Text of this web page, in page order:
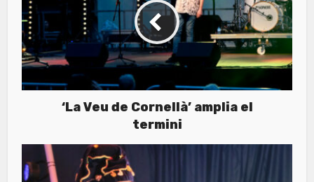
‘La Veu de Cornellà’ amplia el
termini